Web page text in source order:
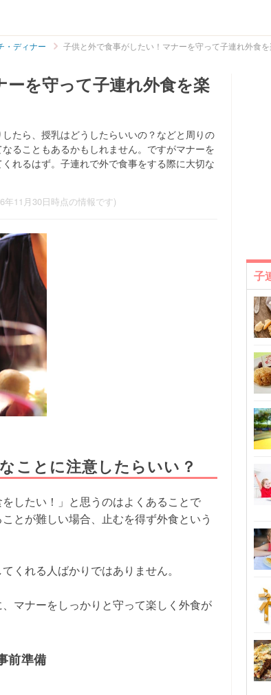
・ディナー 子供と外で食事がしたい！マナーを守って子連れ外食を
を守って子連れ外食を楽
たら、授乳はどうしたらいいの？などと周りの
ることもあるかもしれません。ですがマナーを
れるはず。子連れで外で食事をする際に大切な
年11月30日時点の情報です)
ことに注意したらいい？
したい！」と思うのはよくあることで
とが難しい場合、止むを得ず外食という
くれる人ばかりではありません。
マナーをしっかりと守って楽しく外食が
前準備
子